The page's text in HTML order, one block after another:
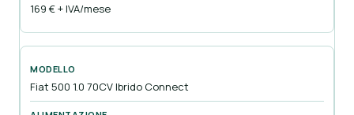
169 € + IVA/mese
Fiat 500 1.0 70CV Ibrido Connect